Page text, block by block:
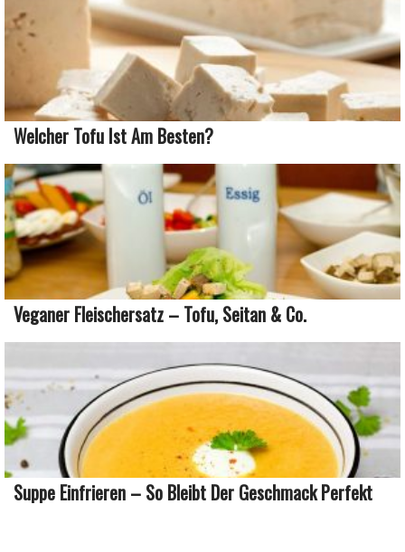
Welcher Tofu Ist Am Besten?
Veganer Fleischersatz – Tofu, Seitan & Co.
Suppe Einfrieren – So Bleibt Der Geschmack Perfekt